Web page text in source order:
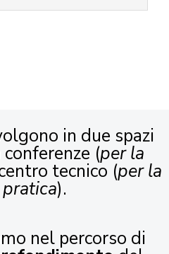
in due spazi
(per la
tecnico (per la
).
nel percorso di